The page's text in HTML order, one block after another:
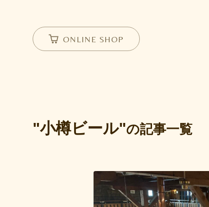
ONLINE SHOP
"小樽ビール"の記事一覧